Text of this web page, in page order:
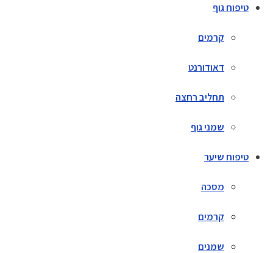
טיפוח גוף
קרמים
דאודורנט
תחליב רחצה
שמני גוף
טיפוח שיער
מסכה
קרמים
שמנים